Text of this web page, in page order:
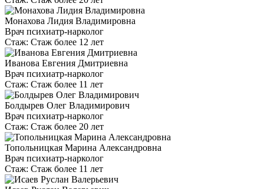
Монахова Лидия Владимировна
Врач психиатр-нарколог
Стаж: Стаж более 12 лет
Иванова Евгения Дмитриевна
Врач психиатр-нарколог
Стаж: Стаж более 11 лет
Болдырев Олег Владимирович
Врач психиатр-нарколог
Стаж: Стаж более 20 лет
Топольницкая Марина Александровна
Врач психиатр-нарколог
Стаж: Стаж более 11 лет